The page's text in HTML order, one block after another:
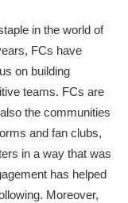
in the world of
FCs have
on building
teams. FCs are
the communities
and fan clubs,
in a way that was
has helped
Moreover,